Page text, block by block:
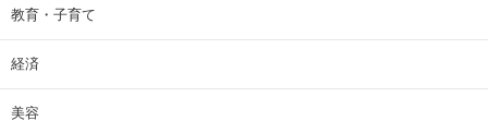
教育・子育て
経済
美容